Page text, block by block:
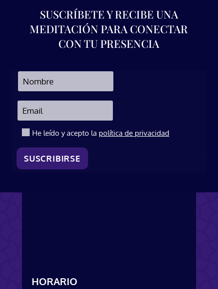
SUSCRÍBETE Y RECIBE UNA
MEDITACIÓN PARA CONECTAR
CON TU PRESENCIA
He leído y acepto la política de privacidad
SUSCRIBIRSE
HORARIO